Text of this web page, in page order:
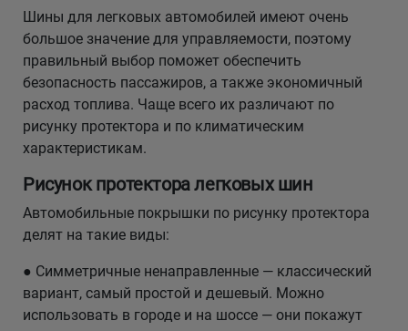
Шины для легковых автомобилей имеют очень
большое значение для управляемости, поэтому
правильный выбор поможет обеспечить
безопасность пассажиров, а также экономичный
расход топлива. Чаще всего их различают по
рисунку протектора и по климатическим
характеристикам.
Рисунок протектора легковых шин
Автомобильные покрышки по рисунку протектора
делят на такие виды:
● Симметричные ненаправленные — классический
вариант, самый простой и дешевый. Можно
использовать в городе и на шоссе — они покажут
Шымкент
Экибастуз
Бишкек